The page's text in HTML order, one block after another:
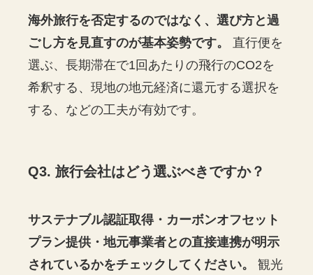
海外旅行を否定するのではなく、選び方と過
ごし方を見直すのが基本姿勢です。
直行便を
選ぶ、長期滞在で1回あたりの飛行のCO2を
希釈する、現地の地元経済に還元する選択を
する、などの工夫が有効です。
Q3. 旅行会社はどう選ぶべきですか？
サステナブル認証取得・カーボンオフセット
プラン提供・地元事業者との直接連携が明示
されているかをチェックしてください。
観光